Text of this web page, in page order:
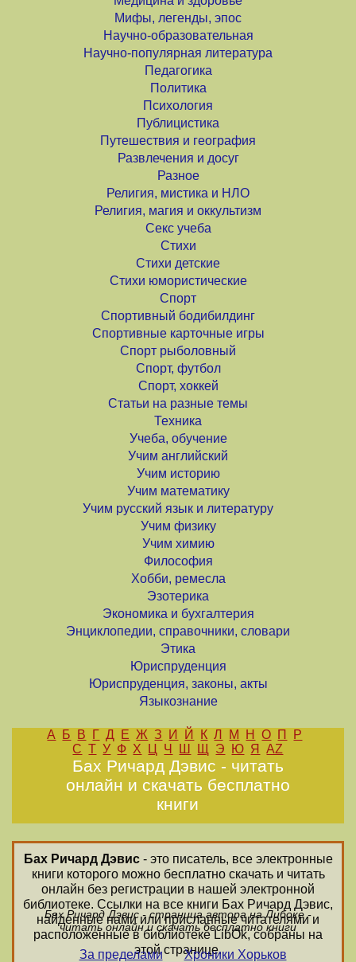
Мифы, легенды, эпос
Научно-образовательная
Научно-популярная литература
Педагогика
Политика
Психология
Публицистика
Путешествия и география
Развлечения и досуг
Разное
Религия, мистика и НЛО
Религия, магия и оккультизм
Секс учеба
Стихи
Стихи детские
Стихи юмористические
Спорт
Спортивный бодибилдинг
Спортивные карточные игры
Спорт рыболовный
Спорт, футбол
Спорт, хоккей
Статьи на разные темы
Техника
Учеба, обучение
Учим английский
Учим историю
Учим математику
Учим русский язык и литературу
Учим физику
Учим химию
Философия
Хобби, ремесла
Эзотерика
Экономика и бухгалтерия
Энциклопедии, справочники, словари
Этика
Юриспруденция
Юриспруденция, законы, акты
Языкознание
А Б В Г Д Е Ж З И Й К Л М Н О П
Р
С Т У Ф Х Ц Ч Ш Щ Э Ю Я AZ
Бах Ричард Дэвис - читать
онлайн и скачать бесплатно
книги
Бах Ричард Дэвис- это писатель, все электронные
книги которого можно бесплатно скачать и читать
онлайн без регистрации в нашей электронной
библиотеке. Ссылки на все книги Бах Ричард Дэвис,
найденные нами или присланные читателями и
расположенные в библиотеке LibOk, собраны на
этой странице.
Бах Ричард Дэвис - страница автора на Либоке -
читать онлайн и скачать бесплатно книги
За пределами
Хроники Хорьков